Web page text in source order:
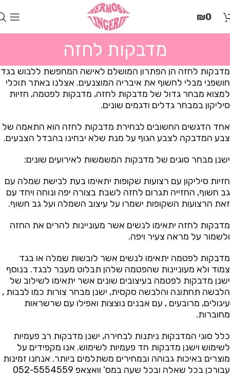
זֶה
לְהַנְגָּשָׁת
אָתָרִים".
הַמְּסַיַּעַת
לִנְגִישׁוּת
לִפְתִיחַת
תַּפְרִיט
לְחַץ
₪0
מדבקות לחזה
מדבקות לחזה הן הפתרון המושלם לאישה המחפשת ללבוש בגד
חושפני מבלי לחשוף את איבריה המוצנעים. אצלנו באתר תוכלי
למצוא מבחר גדול של מדבקות לחזה, מדבקות לפטמה, חזיות
סיליקון במבחר גדלים ודגמים שונים.
אחד הדגשים החשובים לבחירת מדבקות לחזה הוא התאמה של
צבע המדבקה לצבע הגוף על מנת שלא יבחינו בהבדל הצבעים.
ישנן מבחר סוגים של מדבקות המשמשות לאירועים שונים:
חזיות סיליקון עם רצועות שקופות יתאימו בעת לבישת שמלה עם
גב חשוף, החזייה תגרום לחזה לשבת בצורה יפה ונוחה ויחד עם
זאת הרצועות השקופות ישמרו על עיצוב השמלה ועל גב חשוף.
מדבקות לחזה יתאימו לנשים אשר מעוניינות להרים את החזה
ולשמור על מראה צעיר ויפה.
מדבקות לפטמה יתאימו לנשים אשר לובשות שמלה או בגד
צמוד ולא מעוניינות שהפטמה שלהן תבלוט מעבר לבגד. בנוסף
ישנן מדבקות לפטמה בעיצובים שונים אשר יתאימו לשילוב של
הלבשה תחתונה והלבשה סקסית, ישנן מבחר צורות כמו לבבות ,
עיגולים, מרובעים , עם אבנים נוצצות ואפילו עם שרשראות
מחוברות.
כלל סוגי המדבקות ניתנות לבחירה, ישנן מדבקות רב פעמיות
לשימוש וישנן מדבקות חד פעמיות לשימוש. אנו מקפידים על
מוצרים באיכות גבוהה ובמחירים משתלמים ביותר. אנחנו זמינות
עבורכן בכל שאלה ובכל שעה במס' וואצאפ 052-5554559